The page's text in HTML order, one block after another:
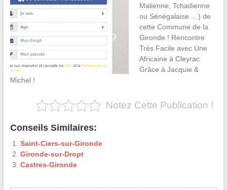
Malienne, Tchadienne
ou Sénégalaise …) de
cette Commune de la
Gironde ! Rencontre
Très Facile avec Une
Africaine à Cleyrac
Grâce à Jacquie &
Michel !
Notez Cette Publication !
Conseils Similaires:
Saint-Ciers-sur-Gironde
Gironde-sur-Dropt
Castres-Gironde